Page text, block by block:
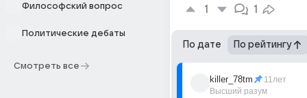
Философский вопрос
Политические дебаты
Смотреть все
1 1
По дате По рейтингу
killer_78tm
Высший разум
11лет